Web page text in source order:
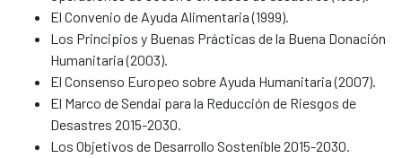
El Convenio de Ayuda Alimentaria (1999).
Los Principios y Buenas Prácticas de la Buena Donación
Humanitaria (2003).
El Consenso Europeo sobre Ayuda Humanitaria (2007).
El Marco de Sendai para la Reducción de Riesgos de
Desastres 2015-2030.
Los Objetivos de Desarrollo Sostenible 2015-2030.